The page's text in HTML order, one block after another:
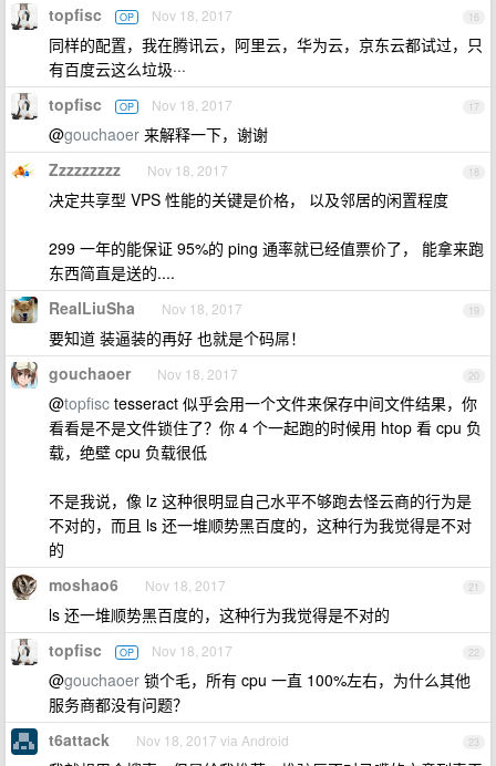
16
topfisc OP Nov 18, 2017
同样的配置，我在腾讯云，阿里云，华为云，京东云都试过，只
有百度云这么垃圾···
17
topfisc OP Nov 18, 2017
@gouchaoer 来解释一下，谢谢
18
Zzzzzzzzz Nov 18, 2017
决定共享型 VPS 性能的关键是价格， 以及邻居的闲置程度
299 一年的能保证 95%的 ping 通率就已经值票价了， 能拿来跑
东西简直是送的....
19
RealLiuSha Nov 18, 2017
要知道 装逼装的再好 也就是个码屌！
20
gouchaoer Nov 18, 2017
@topfisc tesseract 似乎会用一个文件来保存中间文件结果，你
看看是不是文件锁住了？你 4 个一起跑的时候用 htop 看 cpu 负
载，绝壁 cpu 负载很低
不是我说，像 lz 这种很明显自己水平不够跑去怪云商的行为是
不对的，而且 ls 还一堆顺势黑百度的，这种行为我觉得是不对
的
21
moshao6 Nov 18, 2017
ls 还一堆顺势黑百度的，这种行为我觉得是不对的
22
topfisc OP Nov 18, 2017
@gouchaoer 锁个毛，所有 cpu 一直 100%左右，为什么其他
服务商都没有问题？
23
t6attack Nov 18, 2017 via Android